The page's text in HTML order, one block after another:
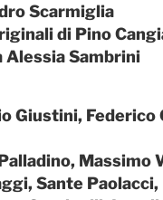
Scarmiglia
di Pino
Alessia Sambrini
Giustini, Federico
Massimo
Sante